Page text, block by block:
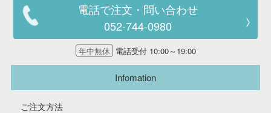
電話で注文・問い合わせ
052-744-0980
年中無休 電話受付 10:00～19:00
Infomation
ご注文方法